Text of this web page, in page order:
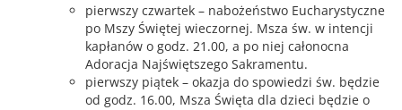
pierwszy czwartek – nabożeństwo Eucharystyczne
po Mszy Świętej wieczornej. Msza św. w intencji
kapłanów o godz. 21.00, a po niej całonocna
Adoracja Najświętszego Sakramentu.
pierwszy piątek – okazja do spowiedzi św. będzie
od godz. 16.00, Msza Święta dla dzieci będzie o